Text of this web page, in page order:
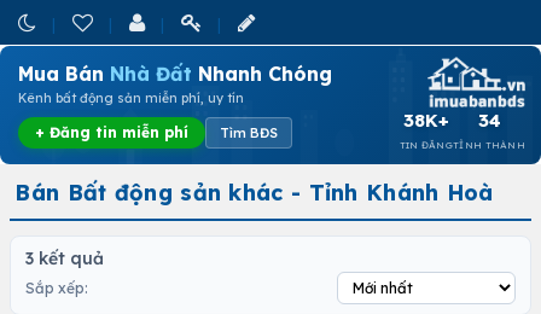
Mua Bán Nhà Đất Nhanh Chóng
Kênh bất động sản miễn phí, uy tín
+ Đăng tin miễn phí Tìm BĐS
38K+
TIN ĐĂNG
34
TỈNH THÀNH
Bán Bất động sản khác - Tỉnh Khánh Hoà
3 kết quả
Sắp xếp: